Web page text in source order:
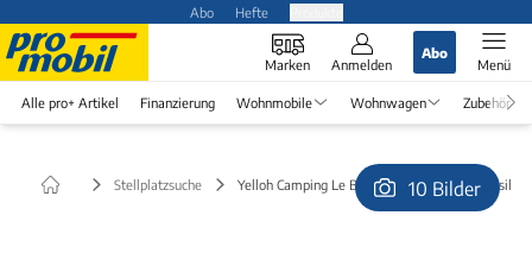
Abo Hefte
Marken Anmelden
Abo
Menü
Alle pro+ Artikel Finanzierung Wohnmobile Wohnwagen Zubehör
Stellplatzsuche Yelloh Camping Le Brasilia in Canet-en-Roussillon
10 Bilder